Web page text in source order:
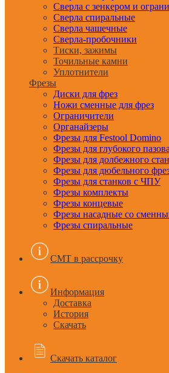
Сверла с зенкером и
Сверла спиральные
Сверла чашечные
Сверла-пробочники
Тиски, зажимы
Точильные камни
Уплотнители
Фрезы
Диски для фрез
Ножи сменные для фрез
Ограничители
Органайзеры
Фрезы для Festool Domino
Фрезы для глубокого
Фрезы для долбежного
Фрезы для дюбельного
Фрезы для станков с ЧПУ
Фрезы комплекты
Фрезы концевые
Фрезы насадные со
Фрезы спиральные
CMT в рассрочку
Информация
Доставка
История
Скачать
Скачать каталог